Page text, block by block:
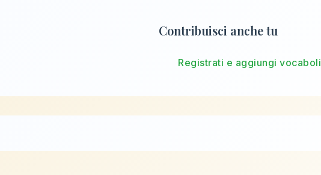
Contribuisci anche tu
Registrati e aggiungi vocaboli